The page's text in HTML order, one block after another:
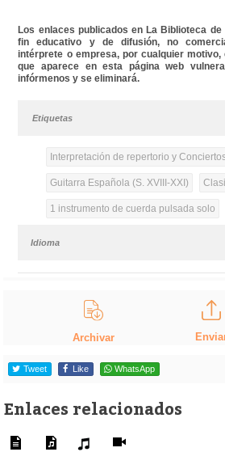
Los enlaces publicados en La Biblioteca
fin educativo y de difusión, no
intérprete o empresa, por cualquier
que aparece en esta página web
infórmenos y se eliminará.
Etiquetas
Interpretación de repertorio y
Guitarra Española (S. XVIII-XXI)
1 instrumento de cuerda pulsada solo
Idioma
Archivar
Tweet Like WhatsApp
Enlaces relacionados